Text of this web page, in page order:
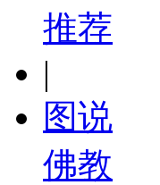
推荐
|
图说
佛教